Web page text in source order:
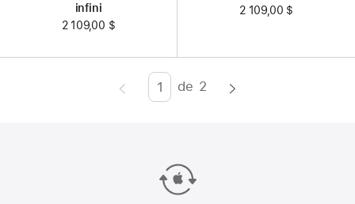
infini
2 109,00 $
2 109,00 $
PageEnter
Return/Enter
key
de 2